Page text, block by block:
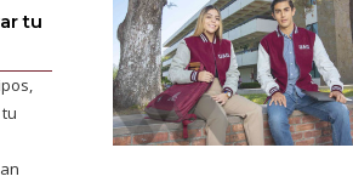
tu